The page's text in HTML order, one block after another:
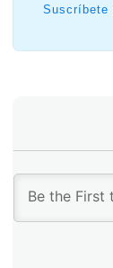
Suscríbete